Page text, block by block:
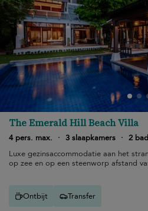
The Emerald Hill Beach Villa
4 pers. max. · 3 slaapkamers · 2
Luxe gezinsaccommodatie aan het
op zee en op een steenworp afstand
Ontbijt Transfer